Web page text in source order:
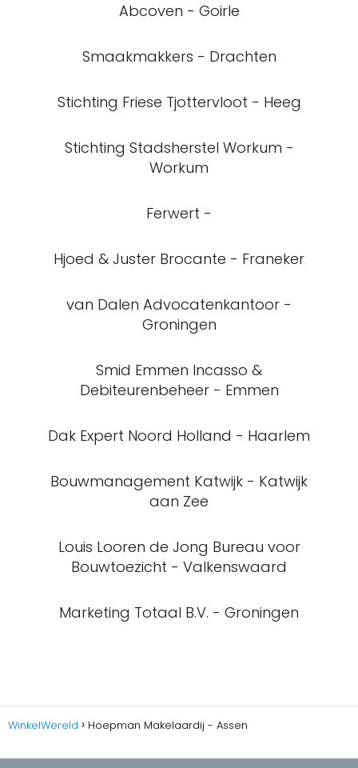
Abcoven - Goirle
Smaakmakkers - Drachten
Stichting Friese Tjottervloot - Heeg
Stichting Stadsherstel Workum -
Workum
Ferwert -
Hjoed & Juster Brocante - Franeker
van Dalen Advocatenkantoor -
Groningen
Smid Emmen Incasso &
Debiteurenbeheer - Emmen
Dak Expert Noord Holland - Haarlem
Bouwmanagement Katwijk - Katwijk
aan Zee
Louis Looren de Jong Bureau voor
Bouwtoezicht - Valkenswaard
Marketing Totaal B.V. - Groningen
WinkelWereld Hoepman Makelaardij - Assen